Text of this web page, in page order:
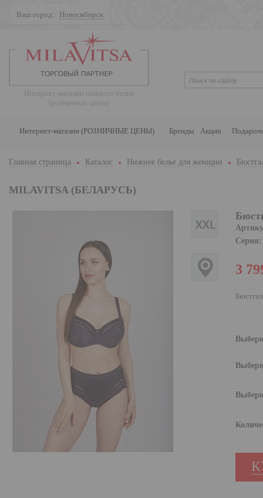
Ваш город: Новосибирск
Интернет-магазин нижнего белья
(розничные цены)
Интернет-магазин (РОЗНИЧНЫЕ ЦЕНЫ) Бренды Акции
Главная страница Каталог Нижнее белье для женщин
MILAVITSA (БЕЛАРУСЬ)
Серия:
3